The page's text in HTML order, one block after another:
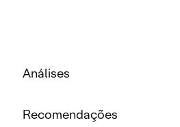
Análises
Recomendações